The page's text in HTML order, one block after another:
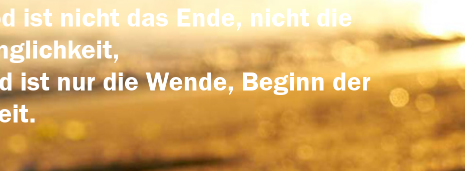
ist nicht das Ende, nicht die
ist nur die Wende, Beginn der